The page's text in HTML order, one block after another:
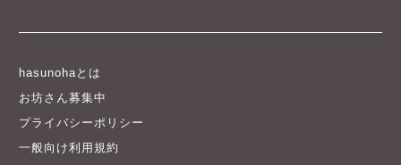
hasunohaとは
お坊さん募集中
プライバシーポリシー
一般向け利用規約